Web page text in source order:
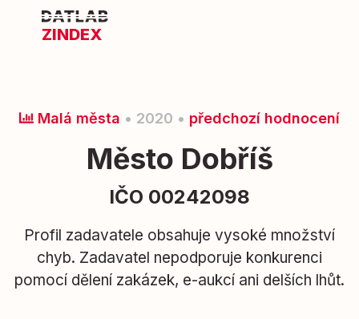
ZINDEX
Malá města • 2020 • předchozí hodnocení
Město Dobříš
IČO 00242098
Profil zadavatele obsahuje vysoké množství
chyb. Zadavatel nepodporuje konkurenci
pomocí dělení zakázek, e-aukcí ani delších lhůt.